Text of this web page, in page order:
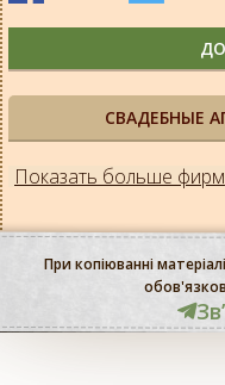
СВАДЕБНЫЕ
Показать больше фирм
При копіюванні